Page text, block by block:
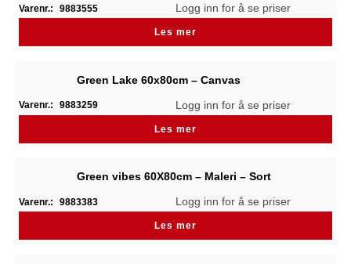
Varenr.: 9883555 Logg inn for å se priser
Les mer
Green Lake 60x80cm – Canvas
Varenr.: 9883259 Logg inn for å se priser
Les mer
Green vibes 60X80cm – Maleri – Sort
Varenr.: 9883383 Logg inn for å se priser
Les mer